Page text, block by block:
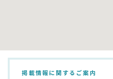
掲載情報に関するご案内